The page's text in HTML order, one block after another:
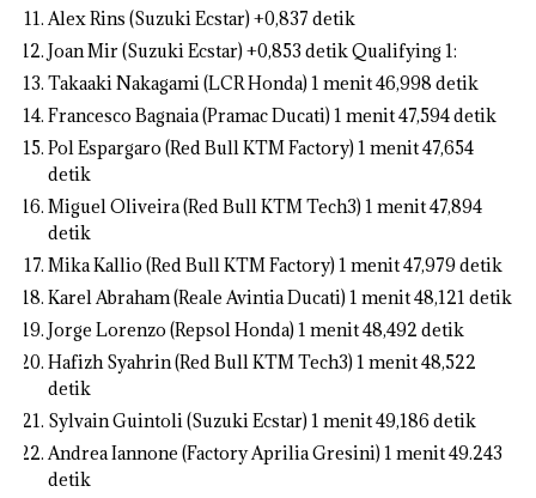
Alex Rins (Suzuki Ecstar) +0,837 detik
Joan Mir (Suzuki Ecstar) +0,853 detik Qualifying 1:
Takaaki Nakagami (LCR Honda) 1 menit 46,998 detik
Francesco Bagnaia (Pramac Ducati) 1 menit 47,594 detik
Pol Espargaro (Red Bull KTM Factory) 1 menit 47,654
detik
Miguel Oliveira (Red Bull KTM Tech3) 1 menit 47,894
detik
Mika Kallio (Red Bull KTM Factory) 1 menit 47,979 detik
Karel Abraham (Reale Avintia Ducati) 1 menit 48,121 detik
Jorge Lorenzo (Repsol Honda) 1 menit 48,492 detik
Hafizh Syahrin (Red Bull KTM Tech3) 1 menit 48,522
detik
Sylvain Guintoli (Suzuki Ecstar) 1 menit 49,186 detik
Andrea Iannone (Factory Aprilia Gresini) 1 menit 49.243
detik